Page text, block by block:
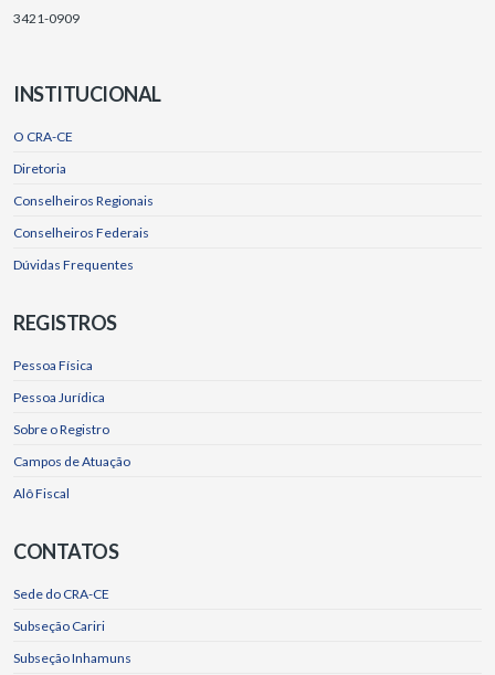
3421-0909
INSTITUCIONAL
O CRA-CE
Diretoria
Conselheiros Regionais
Conselheiros Federais
Dúvidas Frequentes
REGISTROS
Pessoa Física
Pessoa Jurídica
Sobre o Registro
Campos de Atuação
Alô Fiscal
CONTATOS
Sede do CRA-CE
Subseção Cariri
Subseção Inhamuns